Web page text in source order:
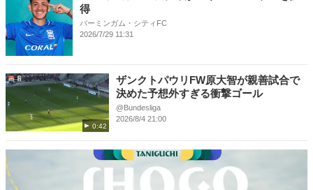
得
バーミンガム・シティFC
2026/7/29 11:31
0:42
ザンクトパウリFW原大智が親善試合で
決めた予想外すぎる衝撃ゴール
@Bundesliga
2026/8/4 21:00